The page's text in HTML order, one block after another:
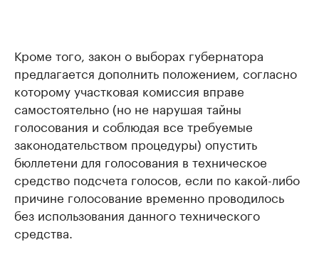
Кроме того, закон о выборах губернатора
предлагается дополнить положением, согласно
которому участковая комиссия вправе
самостоятельно (но не нарушая тайны
голосования и соблюдая все требуемые
законодательством процедуры) опустить
бюллетени для голосования в техническое
средство подсчета голосов, если по какой-либо
причине голосование временно проводилось
без использования данного технического
средства.